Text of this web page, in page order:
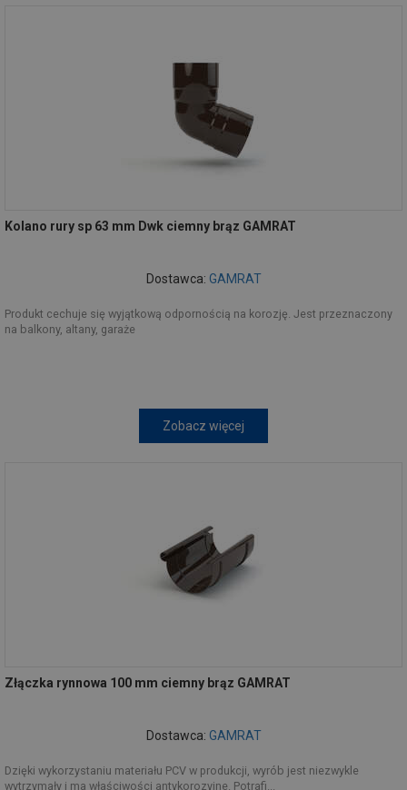
Kolano rury sp 63 mm Dwk ciemny brąz GAMRAT
Dostawca: GAMRAT
Produkt cechuje się wyjątkową odpornością na korozję. Jest przeznaczony
na balkony, altany, garaże
Zobacz więcej
Złączka rynnowa 100 mm ciemny brąz GAMRAT
Dostawca: GAMRAT
Dzięki wykorzystaniu materiału PCV w produkcji, wyrób jest niezwykle
wytrzymały i ma właściwości antykorozyjne. Potrafi...